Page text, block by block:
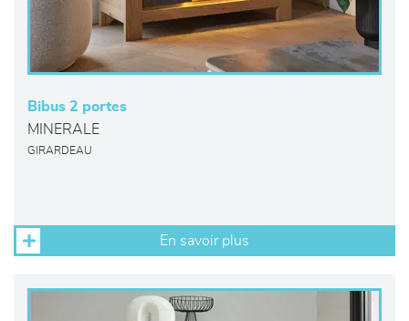
Bibus 2 portes
MINERALE
GIRARDEAU
En savoir plus